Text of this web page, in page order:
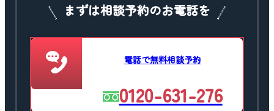
まずは相談予約のお電話を
電話で無料相談予約
0120-631-276